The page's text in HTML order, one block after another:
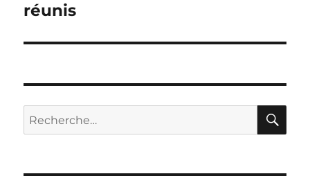
suivante :
réunis
Recherche
pour :